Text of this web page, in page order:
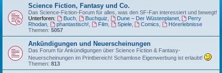
Science Fiction, Fantasy und Co.
Das Science-Fiction-Forum für alles, was den SF-Fan interessiert und bewegt!
Unterforen:
Buch, Buchquiz Dune – Der Wüstenplanet,
Perry
Rhodan
phantastisch! Film, Spiele, Comics
Hörerlebnisse
Themen: 5057
Ankündigungen und Neuerscheinungen
Das Forum für Ankündigungen über Science Fiction & Fantasy-
Neuerscheinungen im Printbereich! Schamlose Eigenwerbung ist erlaubt!
Themen: 813